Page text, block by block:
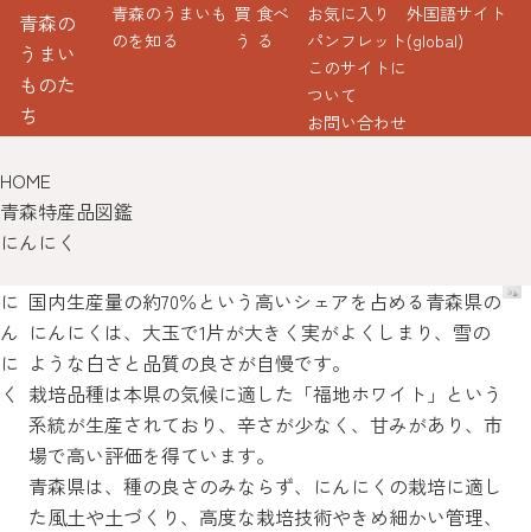
青森の
うまい
ものた
ち
青森のうまいも
のを知る
買
う
食べ
る
お気に入り
パンフレット
このサイトに
ついて
お問い合わせ
外国語サイト
(global)
HOME
青森特産品図鑑
にんにく
に
ん
に
く
国内生産量の約70％という高いシェアを占める青森県の
にんにくは、大玉で1片が大きく実がよくしまり、雪の
ような白さと品質の良さが自慢です。
栽培品種は本県の気候に適した「福地ホワイト」という
系統が生産されており、辛さが少なく、甘みがあり、市
場で高い評価を得ています。
青森県は、種の良さのみならず、にんにくの栽培に適し
た風土や土づくり、高度な栽培技術やきめ細かい管理、